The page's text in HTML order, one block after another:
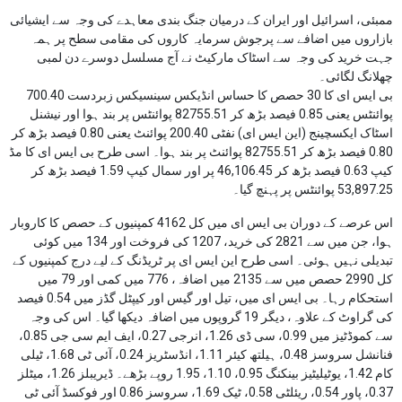
ممبئی، اسرائیل اور ایران کے درمیان جنگ بندی معاہدے کی وجہ سے ایشیائی
بازاروں میں اضافے سے پرجوش سرمایہ کاروں کی مقامی سطح پر ہمہ
جہت خرید کی وجہ سے اسٹاک مارکیٹ نے آج مسلسل دوسرے دن لمبی
چھلانگ لگائی۔
بی ایس ای کا 30 حصص کا حساس انڈیکس سینسیکس زبردست 700.40
پوائنٹس یعنی 0.85 فیصد بڑھ کر 82755.51 پوائنٹس پر بند ہوا اور نیشنل
اسٹاک ایکسچینج (این ایس ای) نفٹی 200.40 پوائنٹ یعنی 0.80 فیصد بڑھ کر
0.80 فیصد بڑھ کر 82755.51 پوائنٹ پر بند ہوا۔ اسی طرح بی ایس ای کا مڈ
کیپ 0.63 فیصد بڑھ کر 46,106.45 پر اور سمال کیپ 1.59 فیصد بڑھ کر
53,897.25 پوائنٹس پر پہنچ گیا۔
اس عرصے کے دوران بی ایس ای میں کل 4162 کمپنیوں کے حصص کا کاروبار
ہوا، جن میں سے 2821 کی خرید، 1207 کی فروخت اور 134 میں کوئی
تبدیلی نہیں ہوئی۔ اسی طرح این ایس ای پر ٹریڈنگ کے لیے درج کمپنیوں کے
کل 2990 حصص میں سے 2135 میں اضافہ، 776 میں کمی اور 79 میں
استحکام رہا۔ بی ایس ای میں، تیل اور گیس اور کیپٹل گڈز میں 0.54 فیصد
کی گراوٹ کے علاوہ، دیگر 19 گروپوں میں اضافہ دیکھا گیا۔ اس کی وجہ
سے کموڈٹیز میں 0.99، سی ڈی 1.26، انرجی 0.27، ایف ایم سی جی 0.85،
فنانشل سروسز 0.48، ہیلتھ کیئر 1.11، انڈسٹریز 0.24، آئی ٹی 1.68، ٹیلی
کام 1.42، یوٹیلیٹیز بینکنگ 0.95، 1.10، 1.95 روپے بڑھے۔ ڈیریبلز 1.26، میٹلز
0.37، پاور 0.54، ریئلٹی 0.58، ٹیک 1.69، سروسز 0.86 اور فوکسڈ آئی ٹی